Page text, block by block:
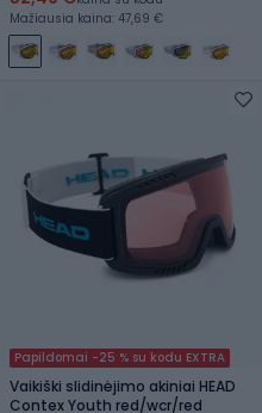
Mažiausia kaina: 47,69 €
Papildomai -25 % su kodu EXTRA
Vaikiški slidinėjimo akiniai HEAD
Contex Youth red/wcr/red